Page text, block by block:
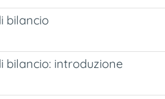
bilancio
bilancio: introduzione